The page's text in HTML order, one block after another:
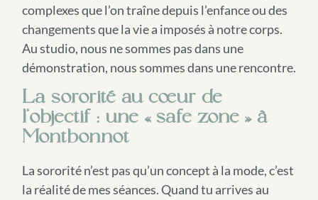
complexes que l’on traîne depuis l’enfance ou des
changements que la vie a imposés à notre corps.
Au studio, nous ne sommes pas dans une
démonstration, nous sommes dans une rencontre.
La sororité au cœur de
l’objectif : une « safe zone » à
Montbonnot
La sororité n’est pas qu’un concept à la mode, c’est
la réalité de mes séances. Quand tu arrives au